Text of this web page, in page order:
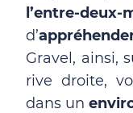
l’entre-deux-
d’
Gravel, ainsi,
rive droite,
dans un